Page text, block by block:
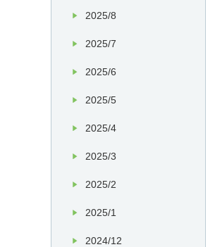
2025/8
2025/7
2025/6
2025/5
2025/4
2025/3
2025/2
2025/1
2024/12